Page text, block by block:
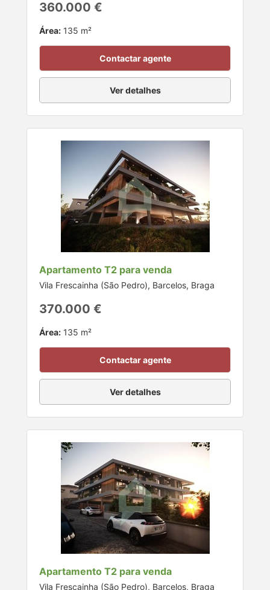
360.000 €
Área: 135 m²
Contactar agente
Ver detalhes
Apartamento T2 para venda
Vila Frescainha (São Pedro), Barcelos, Braga
370.000 €
Área: 135 m²
Contactar agente
Ver detalhes
Apartamento T2 para venda
Vila Frescainha (São Pedro), Barcelos, Braga